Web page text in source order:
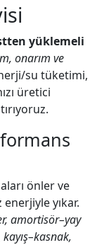
yüklemeli
onarım ve
su tüketimi,
üretici
önler ve
yıkar.
amortisör–yay